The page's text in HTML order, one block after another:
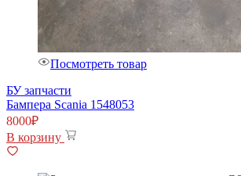
Посмотреть товар
БУ запчасти
Бампера Scania 1548053
8000₽
В корзину